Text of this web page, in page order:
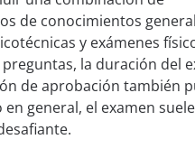
de conocimientos
y exámenes
la duración del
de aprobación también
general, el examen